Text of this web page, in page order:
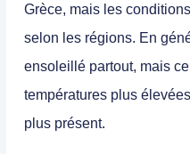
Grèce, mais les
selon les régions. En
ensoleillé partout, mais
températures plus
plus présent.